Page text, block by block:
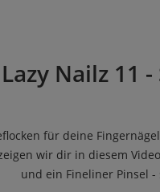
Lazy Nailz 11
für deine
wir dir in diesem
und ein Fineliner Pinsel